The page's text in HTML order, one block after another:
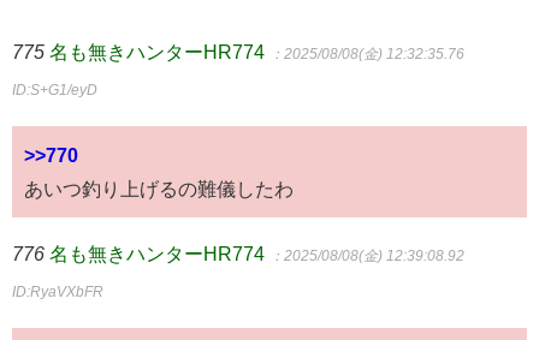
775 名も無きハンターHR774 ：2025/08/08(金) 12:32:35.76
ID:S+G1/eyD
>>770
あいつ釣り上げるの難儀したわ
776 名も無きハンターHR774 ：2025/08/08(金) 12:39:08.92
ID:RyaVXbFR